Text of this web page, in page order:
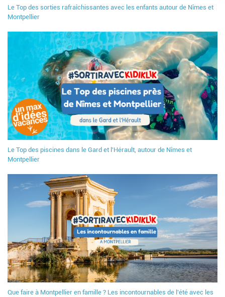
Le Top des sorties rafraîchissantes avec les enfants autour de Nîmes et
Montpellier
Le Top des piscines dans le Gard et l'Hérault, autour de Nîmes et
Montpellier
Que faire à Montpellier en famille ? Les incontournables de l'été avec les